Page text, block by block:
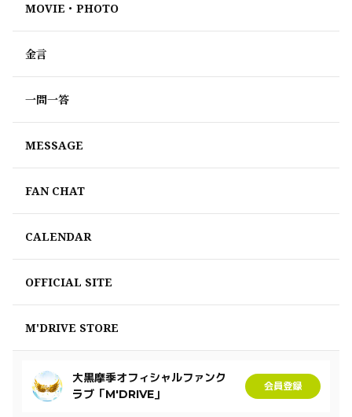
MOVIE・PHOTO
金言
一問一答
MESSAGE
FAN CHAT
CALENDAR
OFFICIAL SITE
M'DRIVE STORE
大黒摩季オフィシャルファンク
ラブ「M'DRIVE」
会員登録